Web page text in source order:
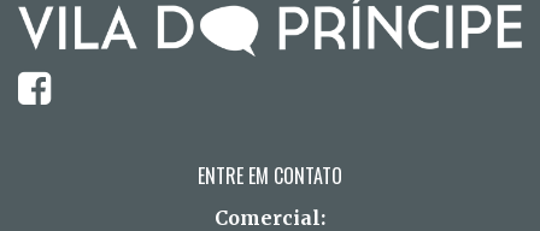
ENTRE EM CONTATO
Comercial: